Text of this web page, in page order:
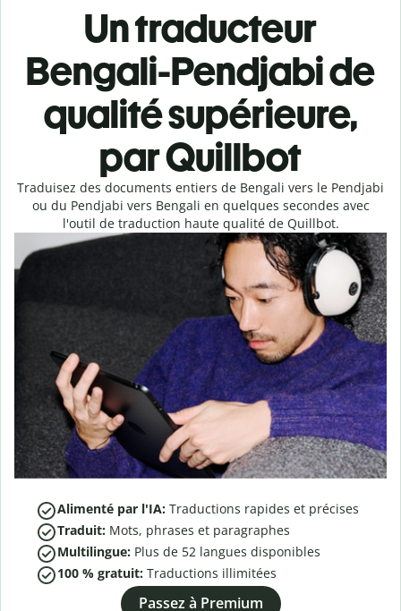
Un traducteur
Bengali-Pendjabi de
qualité supérieure,
par Quillbot
Traduisez des documents entiers de Bengali vers le Pendjabi
ou du Pendjabi vers Bengali en quelques secondes avec
l'outil de traduction haute qualité de Quillbot.
Alimenté par l'IA: Traductions rapides et précises
Traduit: Mots, phrases et paragraphes
Multilingue: Plus de 52 langues disponibles
100 % gratuit: Traductions illimitées
Passez à Premium